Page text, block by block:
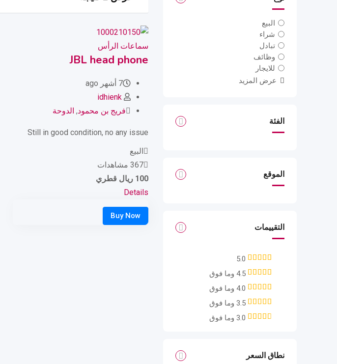
البيع
شراء
تبادل
وظائف
للايجار
عرض المزيد
الفئة
الموقع
التقييمات
5.0
4.5 وما فوق
4.0 وما فوق
3.5 وما فوق
3.0 وما فوق
نطاق السعر
سماعات الرأس
JBL head phone
7 أشهر ago
idhienk
فريج بن محمود, الدوحة
Still in good condition, no any issue
البيع
367 مشاهدات
100 ريال قطري
Details